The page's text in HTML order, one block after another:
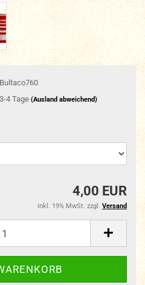
Bultaco760
3-4 Tage (Ausland abweichend)
4,00 EUR
inkl. 19% MwSt. zzgl. Versand